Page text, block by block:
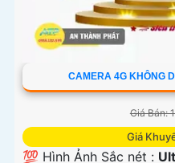
CAMERA 4G KHÔNG
Giá Bán:
Giá
💯 Hình Ảnh Sắc nét :